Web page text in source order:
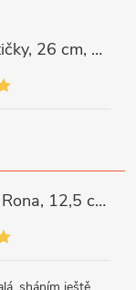
Mísa válcová, porcelán, růžové kytičky, 26 cm, G. Benedikt
Miska na kompot, český porcelán, Rona, 12,5 cm, bílý, G. Benedikt
sháním ještě